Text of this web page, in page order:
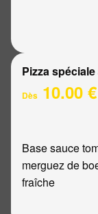
Pizza
Dès 10.00 €
Base sauce
merguez de
fraîche